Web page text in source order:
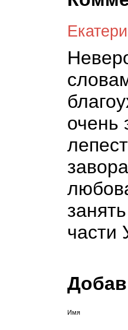
очень
части
Имя